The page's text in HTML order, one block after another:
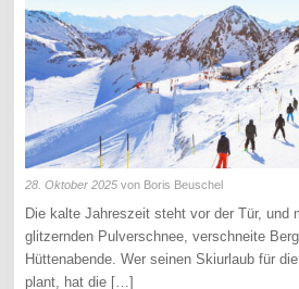
28. Oktober 2025 von Boris Beuschel
Die kalte Jahreszeit steht vor der Tür, und
glitzernden Pulverschnee, verschneite
Hüttenabende. Wer seinen Skiurlaub für
plant, hat die […]